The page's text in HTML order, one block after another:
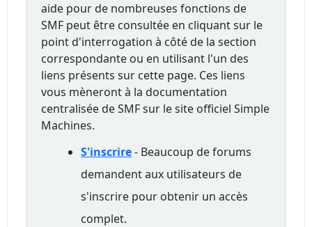
aide pour de nombreuses fonctions de
SMF peut être consultée en cliquant sur le
point d'interrogation à côté de la section
correspondante ou en utilisant l'un des
liens présents sur cette page. Ces liens
vous mèneront à la documentation
centralisée de SMF sur le site officiel Simple
Machines.
S'inscrire- Beaucoup de forums
demandent aux utilisateurs de
s'inscrire pour obtenir un accès
complet.